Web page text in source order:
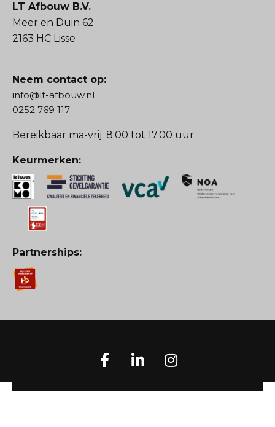
LT Afbouw B.V.
Meer en Duin 62
2163 HC Lisse
Neem contact op:
info@lt-afbouw.nl
0252 769 117
Bereikbaar ma-vrij: 8.00 tot 17.00 uur
Keurmerken:
Partnerships: